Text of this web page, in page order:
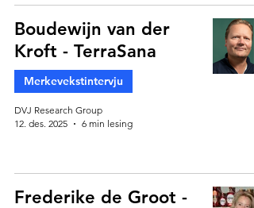
Boudewijn van der
Kroft - TerraSana
Merkevekstintervju
DVJ Research Group
12. des. 2025
6 min lesing
Frederike de Groot -